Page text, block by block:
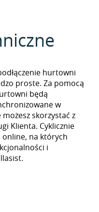
hurtowni
proste. Za pomocą
będą
w
skorzystać z
Klienta. Cyklicznie
na których
i